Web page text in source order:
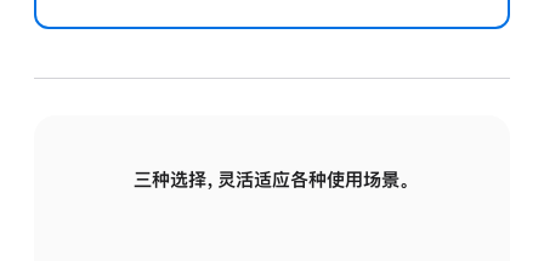
三种选择，灵活适应各种使用场景。